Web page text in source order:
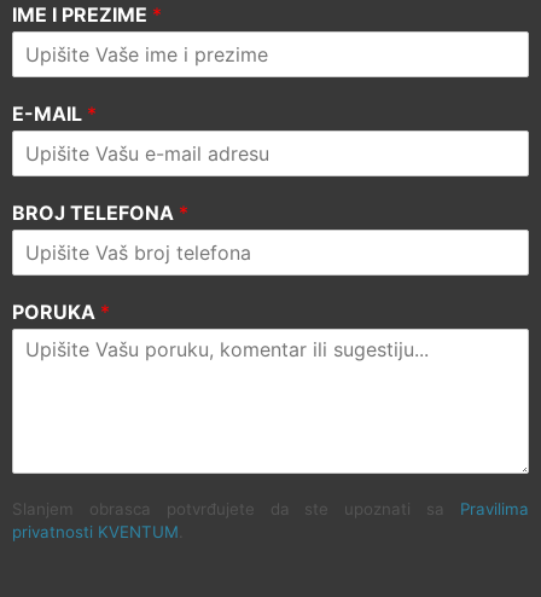
IME I PREZIME *
E-MAIL *
BROJ TELEFONA *
PORUKA *
Slanjem obrasca potvrđujete da ste upoznati sa Pravilima
privatnosti KVENTUM